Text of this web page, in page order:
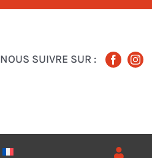
NOUS SUIVRE SUR :